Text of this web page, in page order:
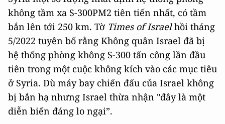
không tầm xa S-300PM2 tiên tiến nhất, có tầm
bắn lên tới 250 km. Tờ Times of Israelhồi tháng
5/2022 tuyên bố rằng Không quân Israel đã bị
hệ thống phòng không S-300 tấn công lần đầu
tiên trong một cuộc không kích vào các mục tiêu
ở Syria. Dù máy bay chiến đấu của Israel không
bị bắn hạ nhưng Israel thừa nhận "đây là một
diễn biến đáng lo ngại”.